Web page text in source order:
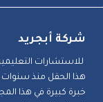
شركة أبجريد
للاستشارات
هذا الحقل منذ
خبرة كبيرة في هذا